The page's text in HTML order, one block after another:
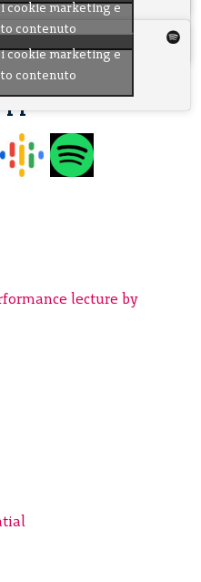
cookie marketing e
contenuto
cookie marketing e
contenuto